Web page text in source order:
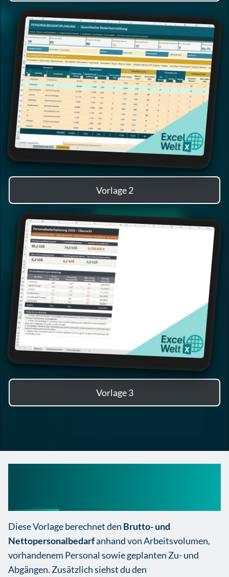
Vorlage 2
Vorlage 3
Diese Vorlage berechnet den Brutto- und
Nettopersonalbedarfanhand von Arbeitsvolumen,
vorhandenem Personal sowie geplanten Zu- und
Abgängen. Zusätzlich siehst du den